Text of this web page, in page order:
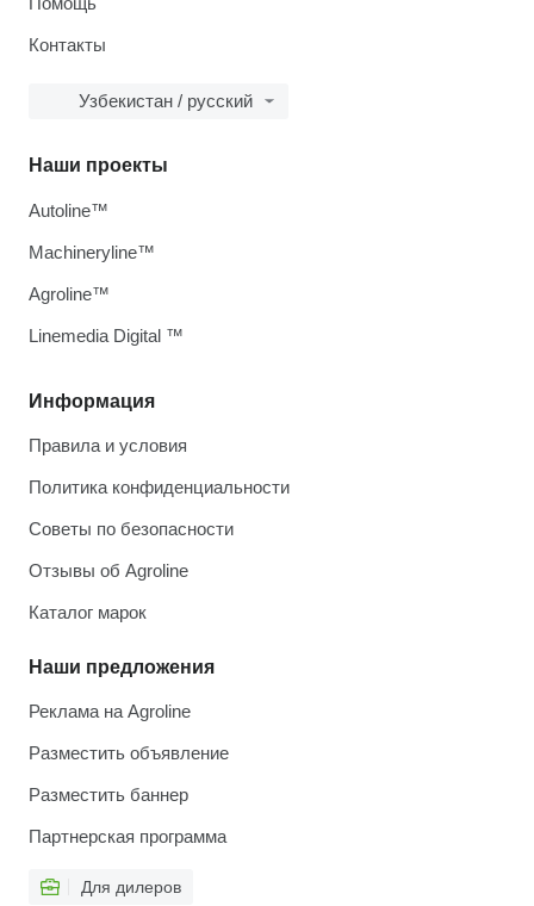
Контакты
Узбекистан / русский
Информация
Правила и условия
Политика конфиденциальности
Советы по безопасности
Отзывы об Agroline
Каталог марок
Наши предложения
Реклама на Agroline
Разместить объявление
Разместить баннер
Партнерская программа
Для дилеров
Наши проекты
Autoline™
Machineryline™
Agroline™
Linemedia Digital ™